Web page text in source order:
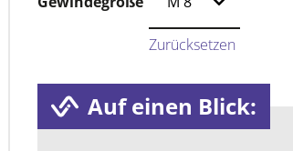
Zurücksetzen
Auf einen Blick: